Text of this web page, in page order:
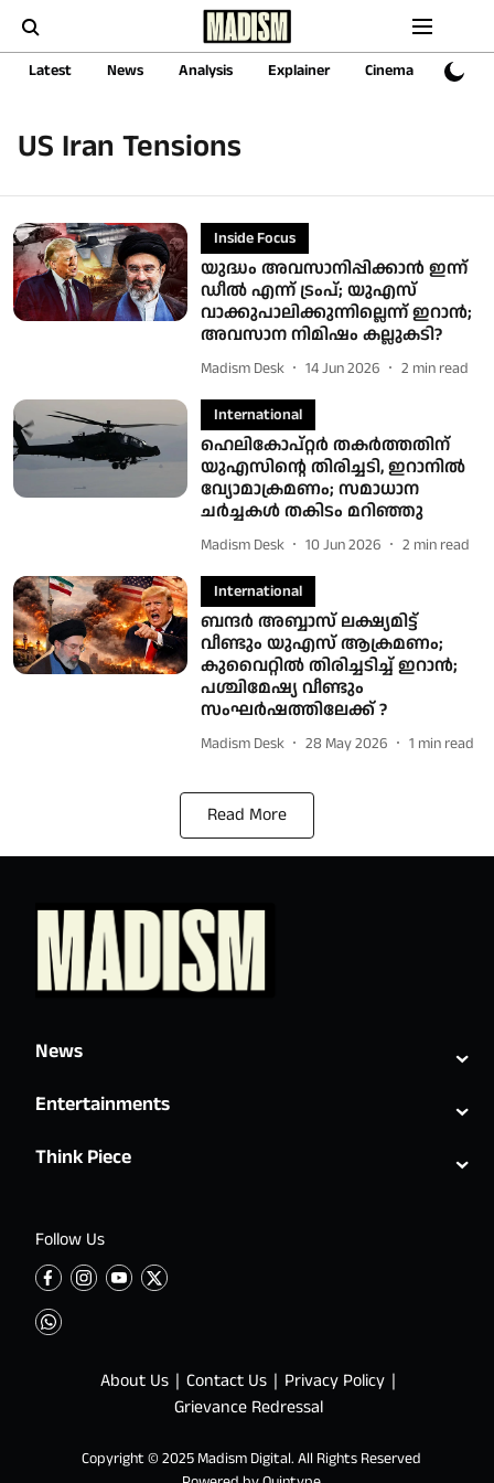
Latest News Analysis Explainer Cinema Sports
US Iran Tensions
Inside Focus
യുദ്ധം അവസാനിപ്പിക്കാന്‍ ഇന്ന്
ഡീല്‍ എന്ന് ട്രംപ്; യുഎസ്
വാക്കുപാലിക്കുന്നില്ലെന്ന് ഇറാന്‍;
അവസാന നിമിഷം കല്ലുകടി?
Madism Desk 14 Jun 2026 2 min read
International
ഹെലികോപ്റ്റര്‍ തകര്‍ത്തതിന്
യുഎസിന്റെ തിരിച്ചടി, ഇറാനില്‍
വ്യോമാക്രമണം; സമാധാന
ചര്‍ച്ചകള്‍ തകിടം മറിഞ്ഞു
Madism Desk 10 Jun 2026 2 min read
International
ബന്ദര്‍ അബ്ബാസ് ലക്ഷ്യമിട്ട്
വീണ്ടും യുഎസ് ആക്രമണം;
കുവൈറ്റില്‍ തിരിച്ചടിച്ച് ഇറാന്‍;
പശ്ചിമേഷ്യ വീണ്ടും
സംഘര്‍ഷത്തിലേക്ക് ?
Madism Desk 28 May 2026 1 min read
Read More
Follow Us
News ⌄
Entertainments ⌄
Think Piece ⌄
About Us Contact Us
Privacy Policy
Grievance Redressal
Copyright © 2025 Madism Digital. All Rights Reserved